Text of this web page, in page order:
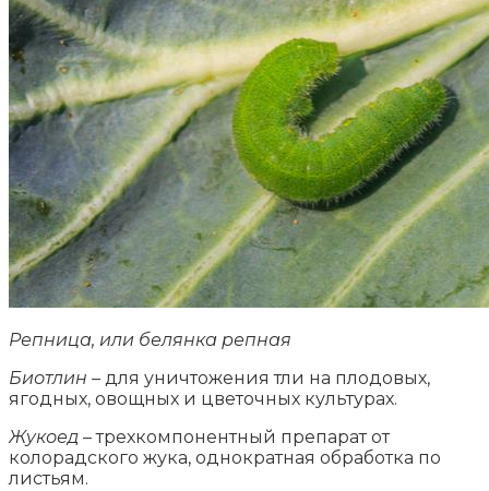
Репница, или белянка репная
Биотлин – для уничтожения тли на плодовых,
ягодных, овощных и цветочных культурах.
Жукоед – трехкомпонентный препарат от
колорадского жука, однократная обработка по
листьям.